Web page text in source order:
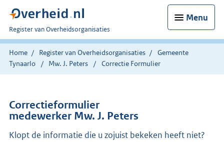
Menu
U
bent
nu
hier:
Register van Overheidsorganisaties
Home Register van Overheidsorganisaties
Gemeente
Tynaarlo
Mw. J. Peters Correctie Formulier
Correctieformulier
medewerker Mw. J. Peters
Klopt de informatie die u zojuist bekeken heeft niet?